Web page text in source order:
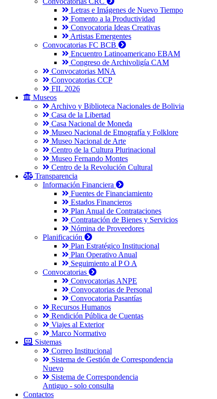
Letras e Imágenes de Nuevo Tiempo
Fomento a la Productividad
Convocatoria Ideas Creativas
Artistas Emergentes
Convocatorias FC BCB
Encuentro Latinoamericano EBAM
Congreso de Archivoligía CAM
Convocatorias MNA
Convocatorias CCP
FIL 2026
Museos
Archivo y Biblioteca Nacionales de Bolivia
Casa de la Libertad
Casa Nacional de Moneda
Museo Nacional de Etnografía y Folklore
Museo Nacional de Arte
Centro de la Cultura Plurinacional
Museo Fernando Montes
Centro de la Revolución Cultural
Transparencia
Información Financiera
Fuentes de Financiamiento
Estados Financieros
Plan Anual de Contrataciones
Contratación de Bienes y Servicios
Nómina de Proveedores
Planificación
Plan Estratégico Institucional
Plan Operativo Anual
Seguimiento al P O A
Convocatorias
Convocatorias ANPE
Convocatorias de Personal
Convocatoria Pasantías
Recursos Humanos
Rendición Pública de Cuentas
Viajes al Exterior
Marco Normativo
Sistemas
Correo Institucional
Sistema de Gestión de Correspondencia
Nuevo
Sistema de Correspondencia
Antiguo - solo consulta
Contactos